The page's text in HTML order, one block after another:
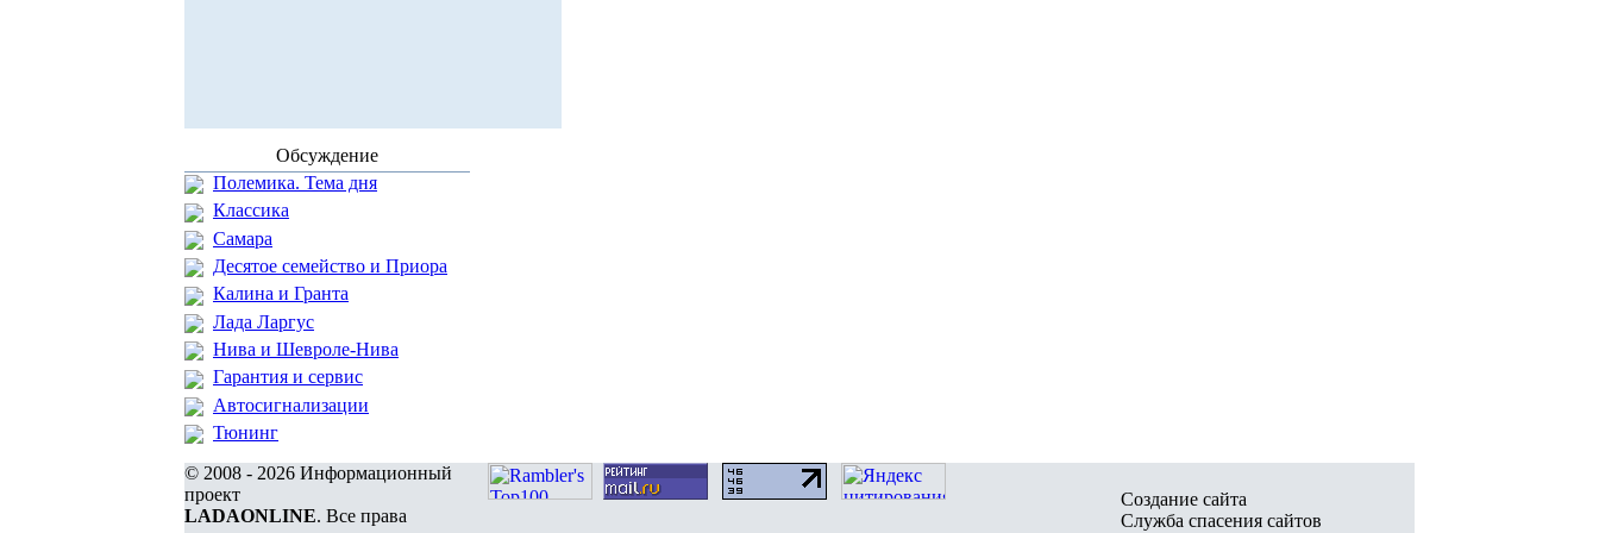
Обсуждение
Полемика. Тема дня
Классика
Самара
Десятое семейство и Приора
Калина и Гранта
Лада Ларгус
Нива и Шевроле-Нива
Гарантия и сервис
Автосигнализации
Тюнинг
© 2008 - 2026 Информационный
проект
LADAONLINE. Все права
Создание сайта
Служба спасения сайтов